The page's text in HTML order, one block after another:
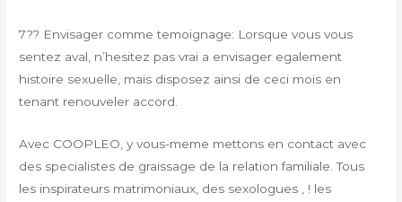
7?? Envisager comme temoignage: Lorsque vous vous
sentez aval, n’hesitez pas vrai a envisager egalement
histoire sexuelle, mais disposez ainsi de ceci mois en
tenant renouveler accord.
Avec COOPLEO, y vous-meme mettons en contact avec
des specialistes de graissage de la relation familiale. Tous
les inspirateurs matrimoniaux, des sexologues , ! les